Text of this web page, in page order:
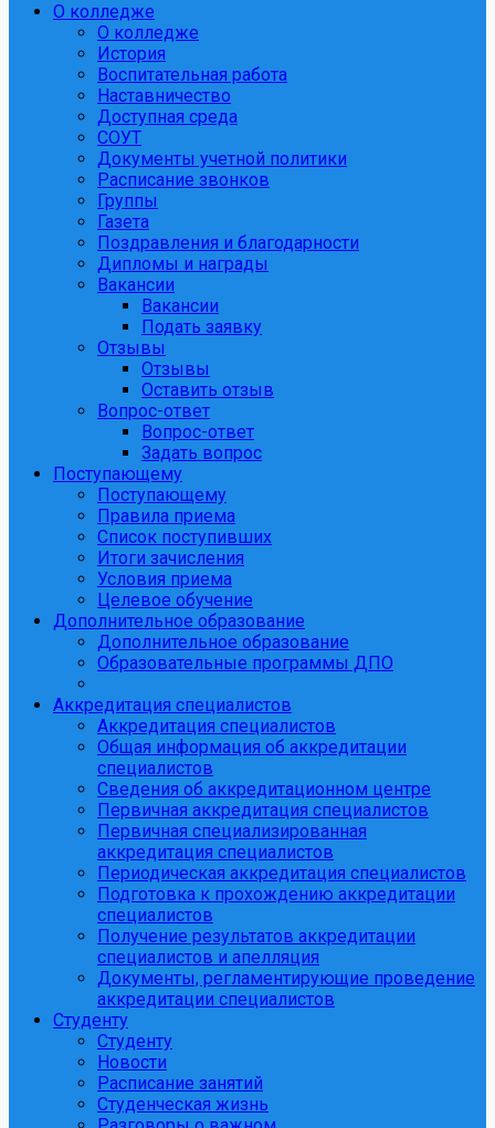
О колледже
О колледже
История
Воспитательная работа
Наставничество
Доступная среда
СОУТ
Документы учетной политики
Расписание звонков
Группы
Газета
Поздравления и благодарности
Дипломы и награды
Вакансии
Вакансии
Подать заявку
Отзывы
Отзывы
Оставить отзыв
Вопрос-ответ
Вопрос-ответ
Задать вопрос
Поступающему
Поступающему
Правила приема
Список поступивших
Итоги зачисления
Условия приема
Целевое обучение
Дополнительное образование
Дополнительное образование
Образовательные программы ДПО
Аккредитация специалистов
Аккредитация специалистов
Общая информация об аккредитации
специалистов
Сведения об аккредитационном центре
Первичная аккредитация специалистов
Первичная специализированная
аккредитация специалистов
Периодическая аккредитация специалистов
Подготовка к прохождению аккредитации
специалистов
Получение результатов аккредитации
специалистов и апелляция
Документы, регламентирующие проведение
аккредитации специалистов
Студенту
Студенту
Новости
Расписание занятий
Студенческая жизнь